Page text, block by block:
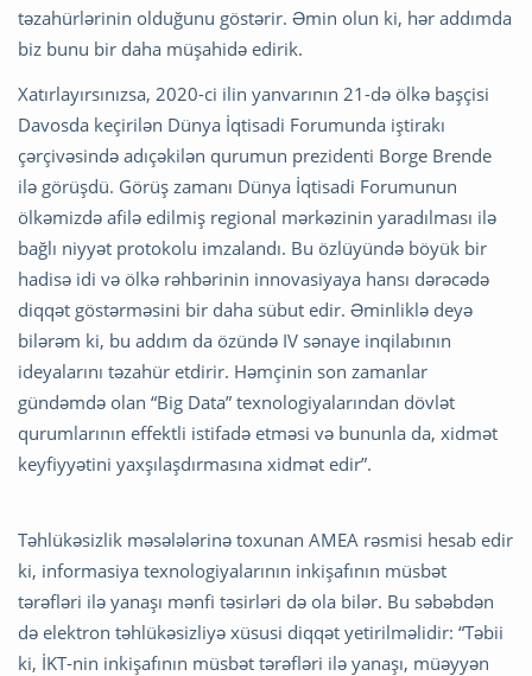
təzahürlərinin olduğunu göstərir. Əmin olun ki, hər addımda
biz bunu bir daha müşahidə edirik.
Xatırlayırsınızsa, 2020-ci ilin yanvarının 21-də ölkə başçisi
Davosda keçirilən Dünya İqtisadi Forumunda iştirakı
çərçivəsində adıçəkilən qurumun prezidenti Borge Brende
ilə görüşdü. Görüş zamanı Dünya İqtisadi Forumunun
ölkəmizdə afilə edilmiş regional mərkəzinin yaradılması ilə
bağlı niyyət protokolu imzalandı. Bu özlüyündə böyük bir
hadisə idi və ölkə rəhbərinin innovasiyaya hansı dərəcədə
diqqət göstərməsini bir daha sübut edir. Əminliklə deyə
bilərəm ki, bu addım da özündə IV sənaye inqilabının
ideyalarını təzahür etdirir. Həmçinin son zamanlar
gündəmdə olan “Big Data” texnologiyalarından dövlət
qurumlarının effektli istifadə etməsi və bununla da, xidmət
keyfiyyətini yaxşılaşdırmasına xidmət edir”.
Təhlükəsizlik məsələlərinə toxunan AMEA rəsmisi hesab edir
ki, informasiya texnologiyalarının inkişafının müsbət
tərəfləri ilə yanaşı mənfi təsirləri də ola bilər. Bu səbəbdən
də elektron təhlükəsizliyə xüsusi diqqət yetirilməlidir: “Təbii
ki, İKT-nin inkişafının müsbət tərəfləri ilə yanaşı, müəyyən